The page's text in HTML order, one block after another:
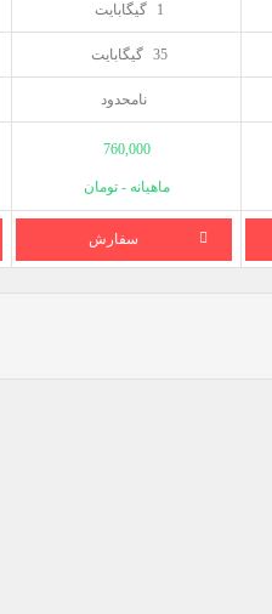
1 گیگابایت
35 گیگابایت
نامحدود
760,000
ماهیانه - تومان
سفارش